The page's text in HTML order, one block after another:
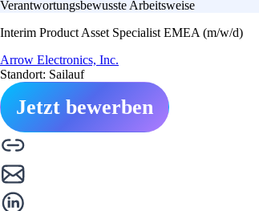
Verantwortungsbewusste Arbeitsweise
Interim Product Asset Specialist EMEA (m/w/d)
Arrow Electronics, Inc.
Standort: Sailauf
Jetzt bewerben